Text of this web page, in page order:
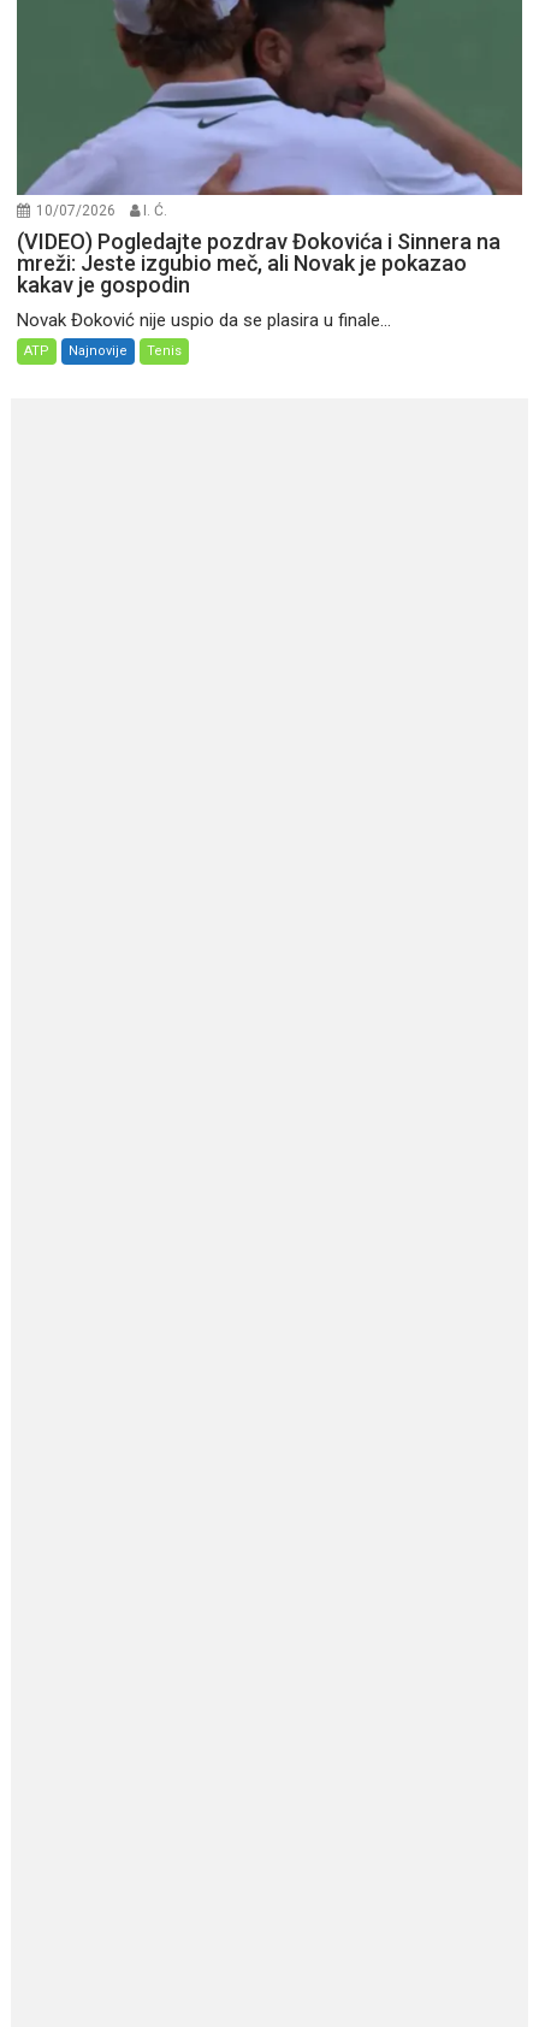
10/07/2026 I. Ć.
(VIDEO) Pogledajte pozdrav Đokovića i Sinnera na
mreži: Jeste izgubio meč, ali Novak je pokazao
kakav je gospodin
Novak Đoković nije uspio da se plasira u finale...
ATP Najnovije Tenis